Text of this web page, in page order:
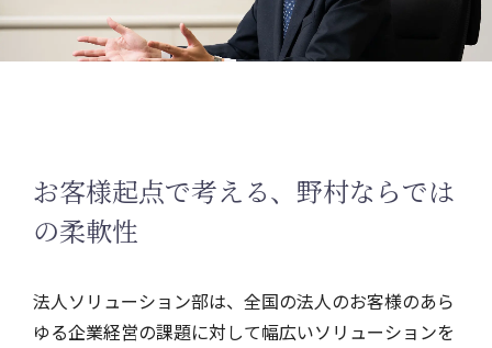
お客様起点で考える、野村ならでは
の柔軟性
法人ソリューション部は、全国の法人のお客様のあら
ゆる企業経営の課題に対して幅広いソリューションを